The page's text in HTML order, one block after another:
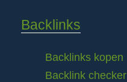
Backlinks
Backlinks kopen
Backlink checker